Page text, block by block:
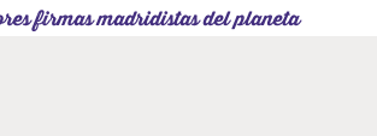
firmas madridistas del planeta